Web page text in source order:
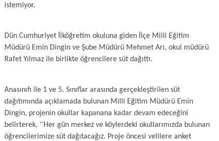
istemiyor.
Dün Cumhuriyet İlköğretim okuluna giden İlçe Milli Eğitim
Müdürü Emin Dingin ve Şube Müdürü Mehmet Arı, okul müdürü
Rafet Yılmaz ile birlikte öğrencilere süt dağıttı.
Anasınıfı ile 1 ve 5. Sınıflar arasında gerçekleştirilen süt
dağıtımında açıklamada bulunan Milli Eğitim Müdürü Emin
Dingin, projenin okullar kapanana kadar devam edeceğini
belirterek, ‘’Her gün merkez ve köylerdeki okullarımızda bulunan
öğrencilerimize süt dağıtacağız. Proje öncesi velilere anket